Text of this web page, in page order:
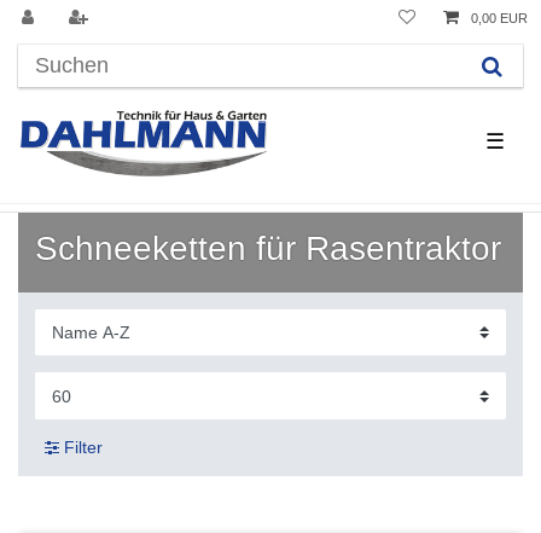
☰
0,00 EUR
Schneeketten für Rasentraktor
Filter